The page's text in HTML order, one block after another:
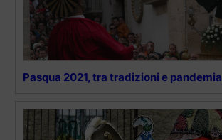
Pasqua 2021, tra tradizioni e pandemia